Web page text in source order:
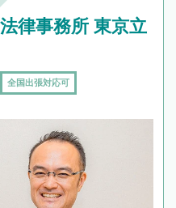
律事務所 東京立
全国出張対応可